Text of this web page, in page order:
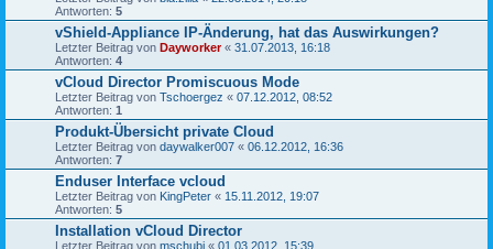
Antworten: 5
vShield-Appliance IP-Änderung, hat das Auswirkungen?
Letzter Beitrag von Dayworker« 31.07.2013, 16:18
Antworten: 4
vCloud Director Promiscuous Mode
Letzter Beitrag von Tschoergez « 07.12.2012, 08:52
Antworten: 1
Produkt-Übersicht private Cloud
Letzter Beitrag von daywalker007 « 06.12.2012, 16:36
Antworten: 7
Enduser Interface vcloud
Letzter Beitrag von KingPeter « 15.11.2012, 19:07
Antworten: 5
Installation vCloud Director
Letzter Beitrag von mschubi « 01.03.2012, 15:39